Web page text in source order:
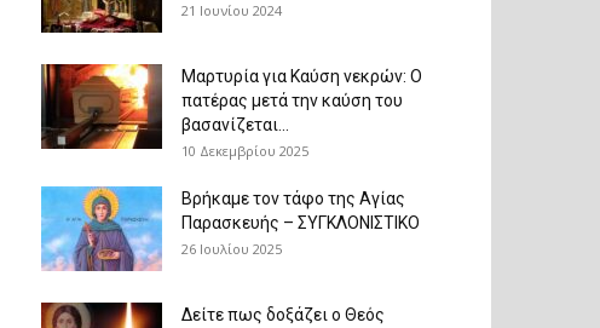
21 Ιουνίου 2024
Μαρτυρία για Καύση νεκρών: Ο
πατέρας μετά την καύση του
βασανίζεται...
10 Δεκεμβρίου 2025
Βρήκαμε τον τάφο της Αγίας
Παρασκευής – ΣΥΓΚΛΟΝΙΣΤΙΚΟ
26 Ιουλίου 2025
Δείτε πως δοξάζει ο Θεός